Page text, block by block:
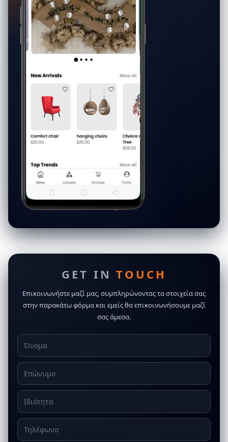
GET INTOUCH
Επικοινωνήστε μαζί μας, συμπληρώνοντας τα στοιχεία σας
στην παρακάτω φόρμα και εμείς θα επικοινωνήσουμε μαζί
σας άμεσα.